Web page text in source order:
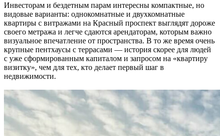
Инвесторам и бездетным парам интересны компактные, но
видовые варианты: однокомнатные и двухкомнатные
квартиры с витражами на Красный проспект выглядят дороже
своего метража и легче сдаются арендаторам, которым важно
визуальное впечатление от пространства. В то же время очень
крупные пентхаусы с террасами — история скорее для людей
с уже сформированным капиталом и запросом на «квартиру
визитку», чем для тех, кто делает первый шаг в
недвижимости.